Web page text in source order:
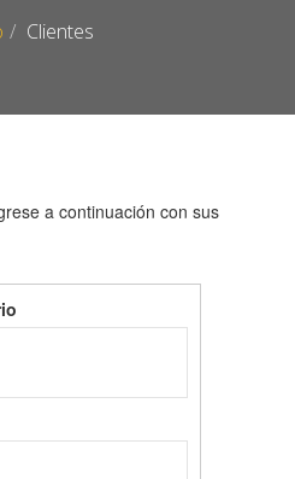
Clientes
a continuación con sus